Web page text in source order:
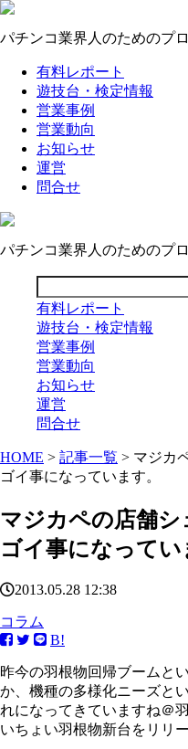
パチンコ業界人のためのプ
有料レポート
遊技台・検定情報
営業事例
営業動向
お知らせ
運営
問合せ
パチンコ業界人のためのプ
有料レポート
遊技台・検定情報
営業事例
営業動向
お知らせ
運営
問合せ
HOME > 記事一覧 > マジカ
ゴイ事になっています。
マジカペの店舗
ゴイ事になってい
2013.05.28 12:38
コラム
B!
昨今の羽根物回帰ブームと
か、機種の多様化ニーズと
れになってきていますね＠
いちょい羽根物新台をリリ